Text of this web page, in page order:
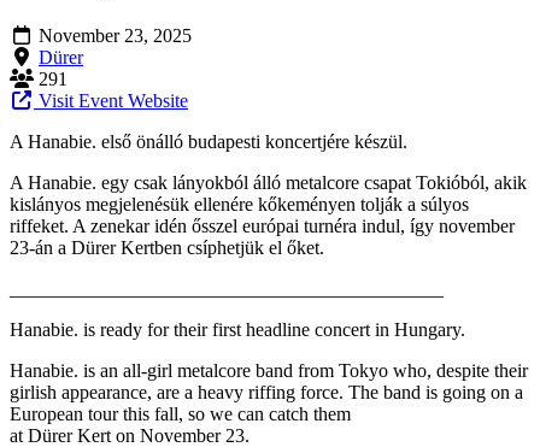
November 23, 2025
Dürer
291
Visit Event Website
A Hanabie. első önálló budapesti koncertjére készül.
A Hanabie. egy csak lányokból álló metalcore csapat Tokióból, akik
kislányos megjelenésük ellenére kőkeményen tolják a súlyos
riffeket. A zenekar idén ősszel európai turnéra indul, így november
23-án a Dürer Kertben csíphetjük el őket.
Hanabie. is ready for their first headline concert in Hungary.
Hanabie. is an all-girl metalcore band from Tokyo who, despite their
girlish appearance, are a heavy riffing force. The band is going on a
European tour this fall, so we can catch them
at Dürer Kert on November 23.